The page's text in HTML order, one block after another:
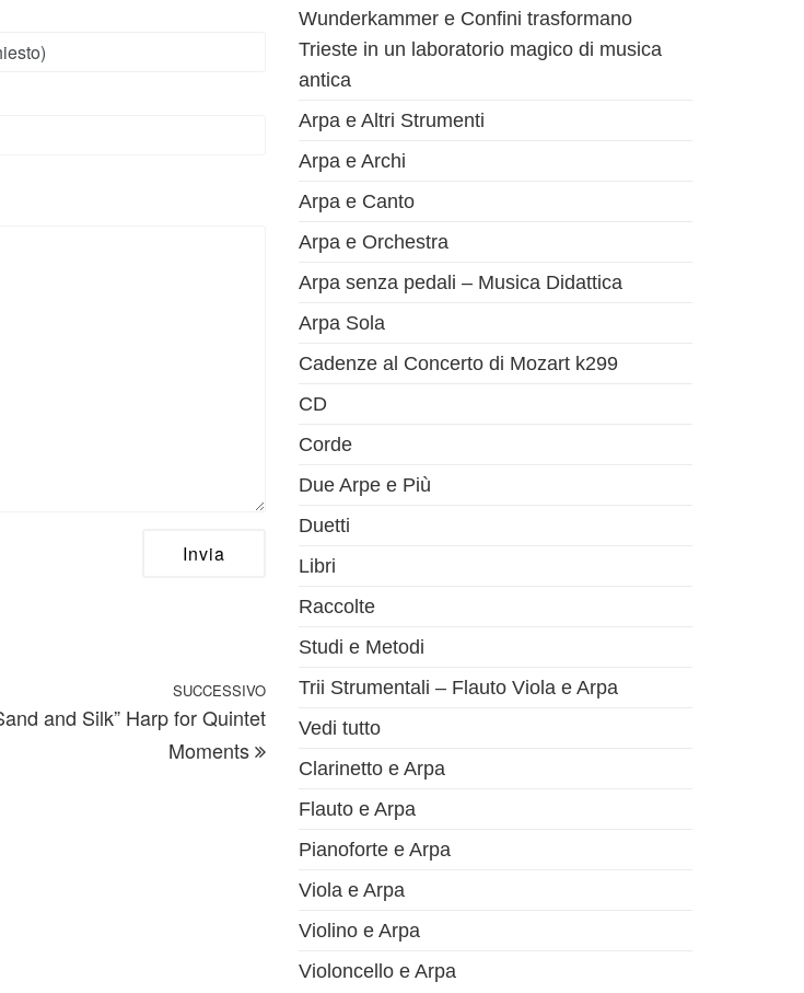
Articolo successivo
SUCCESSIVO
and Silk” Harp for Quintet
Moments
Wunderkammer e Confini trasformano
Trieste in un laboratorio magico di musica
antica
Arpa e Altri Strumenti
Arpa e Archi
Arpa e Canto
Arpa e Orchestra
Arpa senza pedali – Musica Didattica
Arpa Sola
Cadenze al Concerto di Mozart k299
CD
Corde
Due Arpe e Più
Duetti
Libri
Raccolte
Studi e Metodi
Trii Strumentali – Flauto Viola e Arpa
Vedi tutto
Clarinetto e Arpa
Flauto e Arpa
Pianoforte e Arpa
Viola e Arpa
Violino e Arpa
Violoncello e Arpa